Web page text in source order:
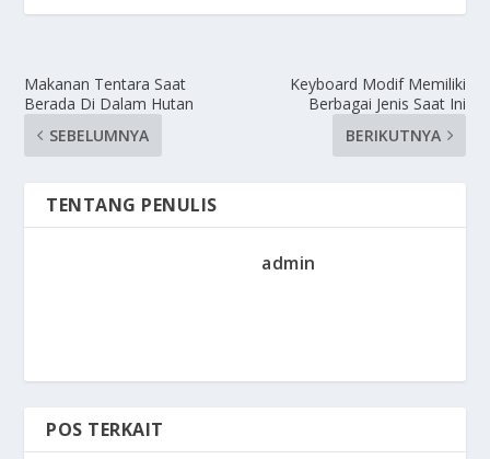
Makanan Tentara Saat
Berada Di Dalam Hutan
SEBELUMNYA
Keyboard Modif Memiliki
Berbagai Jenis Saat Ini
BERIKUTNYA
TENTANG PENULIS
admin
POS TERKAIT